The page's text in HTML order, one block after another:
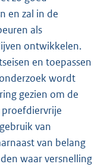
en zal in de
als
ontwikkelen.
en toepassen
wordt
gezien om de
van
van belang
waar versnelling